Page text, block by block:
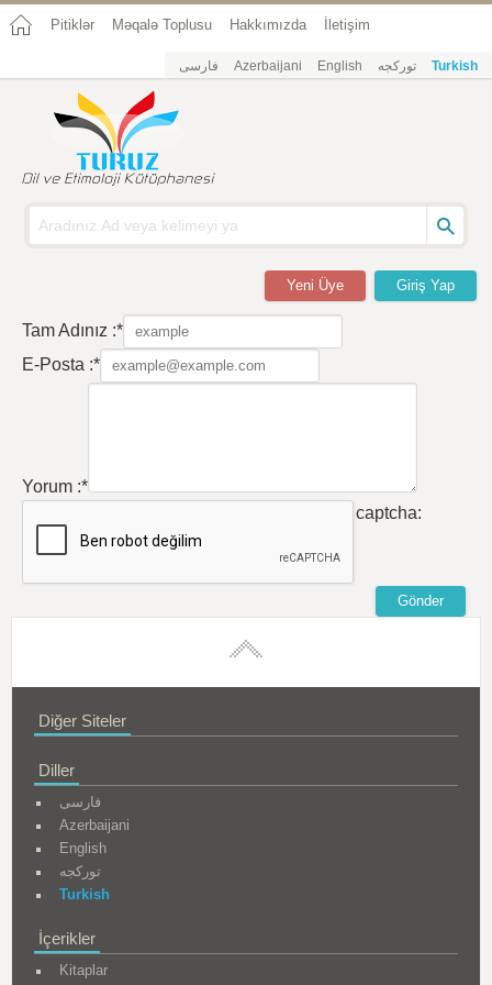
Pitiklər Məqalə Toplusu Hakkımızda İletişim
فارسی Azerbaijani English تورکجه Turkish
Giriş Yap
Yeni Üye
Tam Adınız :*
E-Posta :*
Yorum :*
captcha:
Diğer Siteler
Diller
فارسی
Azerbaijani
English
تورکجه
Turkish
İçerikler
Kitaplar